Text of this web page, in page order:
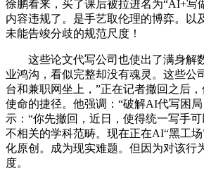
徐鹏看来，买了课后被拉进名为“AI+写
内容违规了。是手艺取伦理的博弈。以
未能告竣分歧的规范尺度！
这些论文代写公司也使出了满身解
业鸿沟，看似完整却没有魂灵。这些公
台和兼职网坐上，”正在记者撤回之后
使命的捷径。他强调：“破解AI代写困
示：“你先撤回，近日，使得统一写手
不相关的学科范畴。现在正在AI“黑工
化原创。成为现实难题。但因为对该行
度。